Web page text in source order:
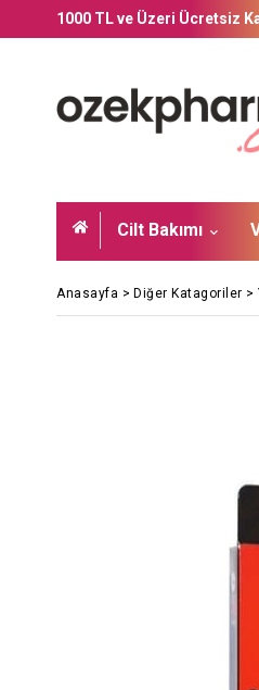
1000 TL ve Üzeri Ücretsiz
Cilt Bakımı
Anasayfa > Diğer Katagoriler >